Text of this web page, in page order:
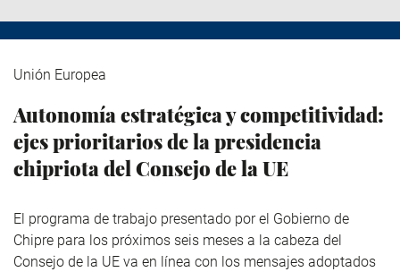
Unión Europea
Autonomía estratégica y competitividad:
ejes prioritarios de la presidencia
chipriota del Consejo de la UE
El programa de trabajo presentado por el Gobierno de
Chipre para los próximos seis meses a la cabeza del
Consejo de la UE va en línea con los mensajes adoptados